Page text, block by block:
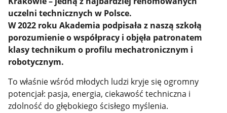
uczelni technicznych w Polsce.
W 2022 roku Akademia podpisała z naszą szkołą
porozumienie o współpracy i objęła patronatem
klasy technikum o profilu mechatronicznym i
robotycznym.
To właśnie wśród młodych ludzi kryje się ogromny
potencjał: pasja, energia, ciekawość techniczna i
zdolność do głębokiego ścisłego myślenia.